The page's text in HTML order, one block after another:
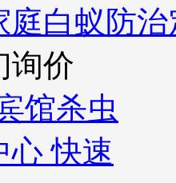
庭白蚁防
询价